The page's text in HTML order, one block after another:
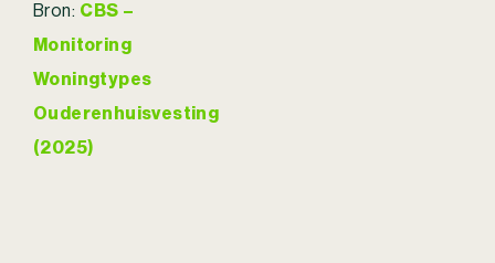
Bron: CBS –
Monitoring
Woningtypes
Ouderenhuisvesting
(2025)